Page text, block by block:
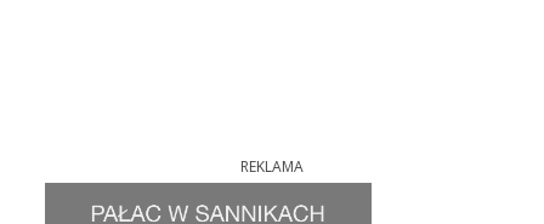
REKLAMA